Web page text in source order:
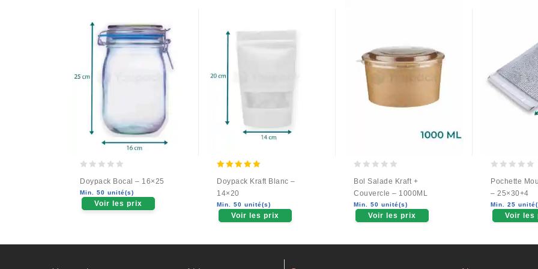
out
of
5
Doypack Bocal – 16×25
Min. 50 unité(s)
Voir les prix
out of 5
Doypack Kraft Blanc –
14×20
Min. 50 unité(s)
Voir les prix
out
of
5
Bol Salade Kraft +
Couvercle – 1000ML
Min. 50 unité(s)
Voir les prix
out
of
5
Pochette
– 25×30+4
Min. 25
Voir les